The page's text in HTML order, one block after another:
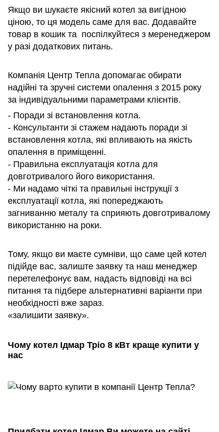
Якщо ви шукаєте якісний котел за вигідною
ціною, то ця модель саме для вас. Додавайте
товар в кошик та поспілкуйтеся з меренеджером
у разі додаткових питань.
Компанія Центр Тепла допомагає обирати
надійні та зручні системи опалення з 2015 року
за індивідуальними параметрами клієнтів.
- Поради зі встановлення котла.
- Консультанти зі стажем надають поради зі
встановлення котла, які впливають на якість
опалення в приміщенні.
- Правильна експлуатація котла для
довготривалого його використання.
- Ми надамо чіткі та правильні інструкції з
експлуатації котла, які попереджають
загниванню металу та сприяють довготривалому
використанню на роки.
Тому, якщо ви маєте сумніви, що саме цей котел
підійде вас, залиште заявку та наш менеджер
перетелефонує вам, надасть відповіді на всі
питання та підбере альтернативні варіанти при
необхідності вже зараз.
«залишити заявку».
Чому котел Ідмар Тріо 8 кВт краще купити у
нас